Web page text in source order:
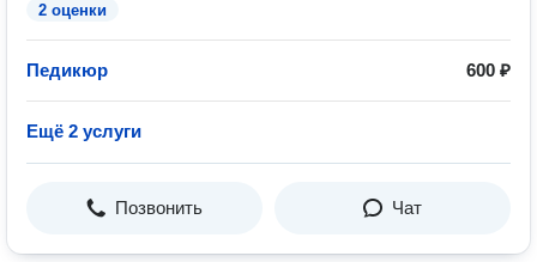
2 оценки
Педикюр 600 ₽
Ещё 2 услуги
Позвонить Чат